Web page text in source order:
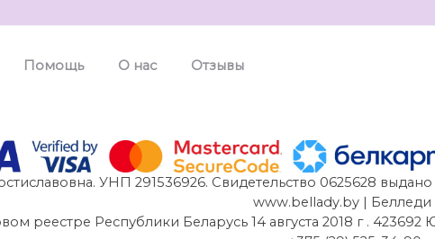
Помощь О нас Отзывы
УНП 291536926. Свидетельство 0625628
www.bellady.by | Белледи
реестре Республики Беларусь 14 августа 2018 г .